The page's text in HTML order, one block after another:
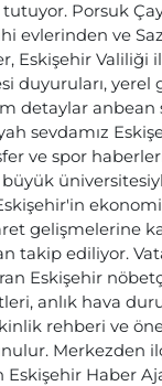
Porsuk Çayı
evlerinden ve
Eskişehir Valiliği
duyuruları, yerel
detaylar anbean
sevdamız
ve spor
büyük
gelişmelerine
takip ediliyor.
Eskişehir
anlık hava
rehberi ve
Merkezden
Haber